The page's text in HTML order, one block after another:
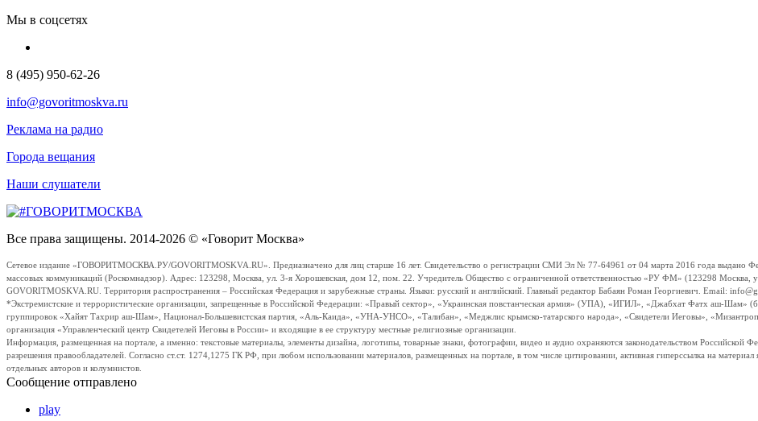
Мы в соцсетях
8 (495) 950-62-26
info@govoritmoskva.ru
Реклама на радио
Города вещания
Наши слушатели
Все права защищены. 2014-2026 © «Говорит Москва»
Сетевое издание «ГОВОРИТМОСКВА.РУ/GOVORITMOSKVA.RU». Предназначено для лиц старше 16 лет. Свидетельство о регистрации СМИ Эл № 77-64961 от 04 марта 2016 года выдано
массовых коммуникаций (Роскомнадзор). Адрес: 123298, Москва, ул. 3-я Хорошевская, дом 12, пом. 22. Учредитель Общество с ограниченной ответственностью «РУ ФМ» (123298 Москва,
GOVORITMOSKVA.RU. Территория распространения – Российская Федерация и зарубежные страны. Языки: русский и английский. Главный редактор Бабаян Роман Георгиевич. Email:
*Экстремистские и террористические организации, запрещенные в Российской Федерации: «Правый сектор», «Украинская повстанческая армия» (УПА), «ИГИЛ», «Джабхат Фатх аш-Шам»
группировок «Хайят Тахрир аш-Шам», Национал-Большевистская партия, «Аль-Каида», «УНА-УНСО», «Талибан», «Меджлис крымско-татарского народа», «Свидетели Иеговы»,
организация «Управленческий центр Свидетелей Иеговы в России» и входящие в ее структуру местные религиозные организации.
Информация, размещенная на портале, а именно: текстовые материалы, элементы дизайна, логотипы, товарные знаки, фотографии, видео и аудио охраняются законодательством
разрешения правообладателей. Согласно ст.ст. 1274,1275 ГК РФ, при любом использовании материалов, размещенных на портале, в том числе цитировании, активная гиперссылка на
отдельных авторов и колумнистов.
Сообщение отправлено
play